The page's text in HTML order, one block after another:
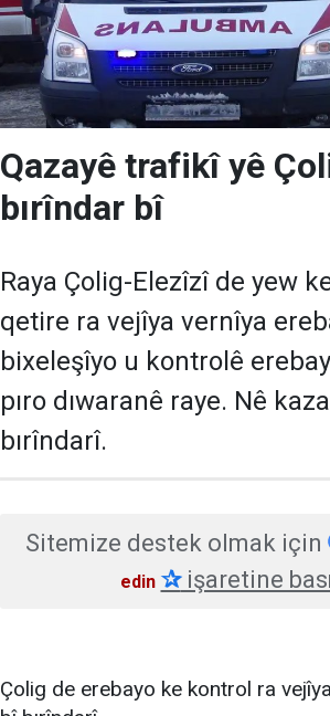
Qazayê trafikî yê
bırîndar bî
Raya Çolig-Elezîzî de yew
qetire ra vejîya vernîya
bixeleşîyo u kontrolê
pıro dıwaranê raye. Nê
bırîndarî.
Sitemize destek olmak için
edin ✰işaretine
Çolig de erebayo ke kontrol ra